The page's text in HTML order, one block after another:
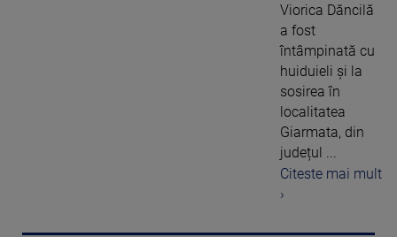
Viorica Dăncilă
a fost
întâmpinată cu
huiduieli și la
sosirea în
localitatea
Giarmata, din
județul ...
Citeste mai mult
›